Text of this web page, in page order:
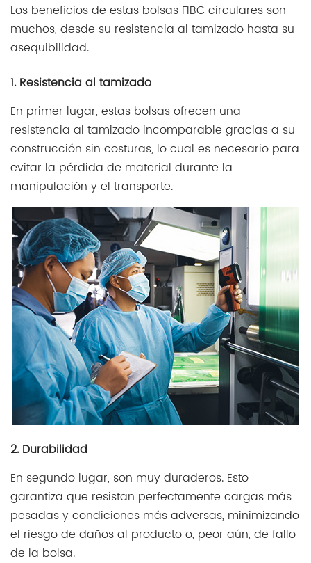
Los beneficios de estas bolsas FIBC circulares son
muchos, desde su resistencia al tamizado hasta su
asequibilidad.
1. Resistencia al tamizado
En primer lugar, estas bolsas ofrecen una
resistencia al tamizado incomparable gracias a su
construcción sin costuras, lo cual es necesario para
evitar la pérdida de material durante la
manipulación y el transporte.
2. Durabilidad
En segundo lugar, son muy duraderos. Esto
garantiza que resistan perfectamente cargas más
pesadas y condiciones más adversas, minimizando
el riesgo de daños al producto o, peor aún, de fallo
de la bolsa.